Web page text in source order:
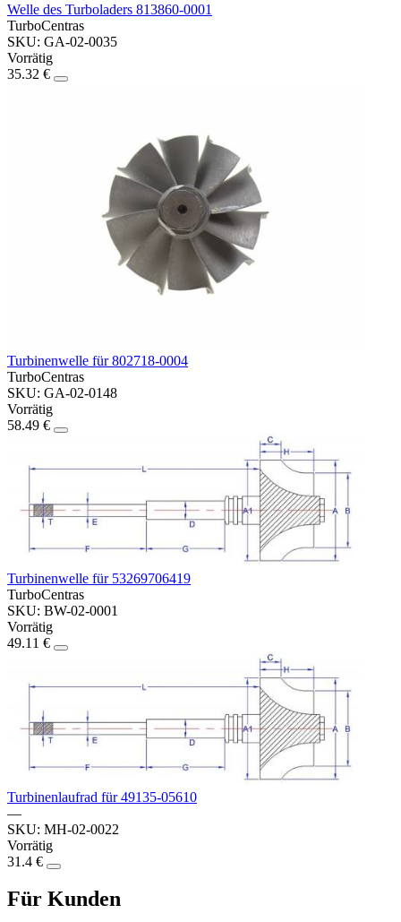
Welle des Turboladers 813860-0001
TurboCentras
SKU: GA-02-0035
Vorrätig
35.32 €
Turbinenwelle für 802718-0004
TurboCentras
SKU: GA-02-0148
Vorrätig
58.49 €
Turbinenwelle für 53269706419
TurboCentras
SKU: BW-02-0001
Vorrätig
49.11 €
Turbinenlaufrad für 49135-05610
—
SKU: MH-02-0022
Vorrätig
31.4 €
Für Kunden